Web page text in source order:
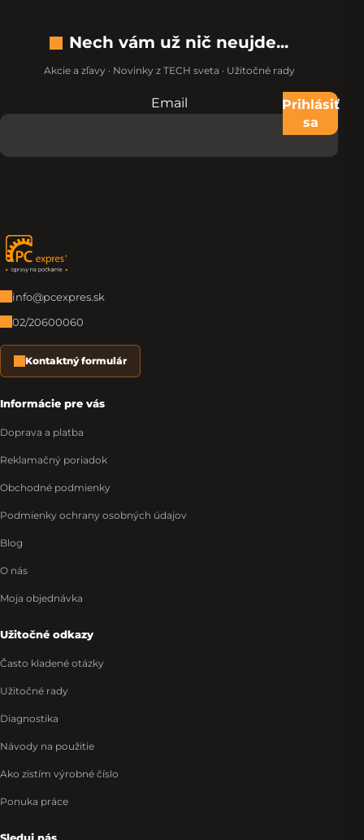
Nech vám už nič neujde...
Akcie a zľavy · Novinky z TECH sveta · Užitočné rady
Nevypĺňajte toto pole:
Email
Prihlásiť
sa
Zápätie
info@pcexpres.sk
02/20600060
Kontaktný formulár
Informácie pre vás
Doprava a platba
Reklamačný poriadok
Obchodné podmienky
Podmienky ochrany osobných údajov
Blog
O nás
Moja objednávka
Užitočné odkazy
Často kladené otázky
Užitočné rady
Diagnostika
Návody na použitie
Ako zistím výrobné číslo
Ponuka práce
Sleduj nás